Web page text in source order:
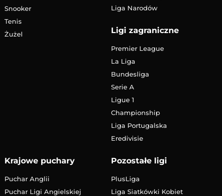
Snooker
Tenis
Żużel
Liga Narodów
Ligi zagraniczne
Premier League
La Liga
Bundesliga
Serie A
Ligue 1
Championship
Liga Portugalska
Eredivisie
Krajowe puchary
Puchar Anglii
Puchar Ligi Angielskiej
Pozostałe ligi
PlusLiga
Liga Siatkówki Kobiet